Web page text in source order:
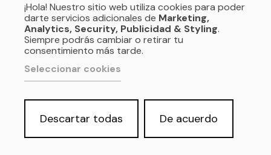
¡Hola! Nuestro sitio web utiliza cookies para poder
darte servicios adicionales de Marketing,
Analytics, Security, Publicidad & Styling.
Siempre podrás cambiar o retirar tu
consentimiento más tarde.
Seleccionar cookies
Descartar todas De acuerdo